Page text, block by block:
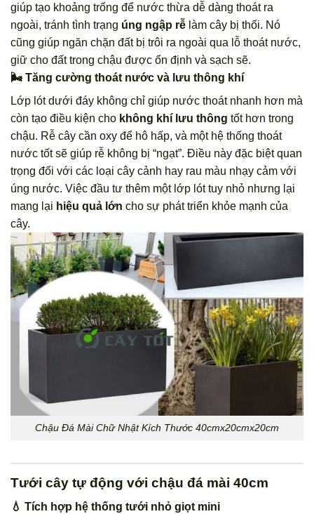
giúp tạo khoảng trống để nước thừa dễ dàng thoát ra
ngoài, tránh tình trạng úng ngập rễ làm cây bị thối. Nó
cũng giúp ngăn chặn đất bị trôi ra ngoài qua lỗ thoát nước,
giữ cho đất trong chậu được ổn định và sạch sẽ.
🌬️ Tăng cường thoát nước và lưu thông khí
Lớp lót dưới đáy không chỉ giúp nước thoát nhanh hơn mà
còn tạo điều kiện cho không khí lưu thông tốt hơn trong
chậu. Rễ cây cần oxy để hô hấp, và một hệ thống thoát
nước tốt sẽ giúp rễ không bị “ngạt”. Điều này đặc biệt quan
trọng đối với các loại cây cảnh hay rau màu nhạy cảm với
úng nước. Việc đầu tư thêm một lớp lót tuy nhỏ nhưng lại
mang lại hiệu quả lớn cho sự phát triển khỏe mạnh của
cây.
Chậu Đá Mài Chữ Nhật Kích Thước 40cmx20cmx20cm
Tưới cây tự động với chậu đá mài 40cm
💧 Tích hợp hệ thống tưới nhỏ giọt mini